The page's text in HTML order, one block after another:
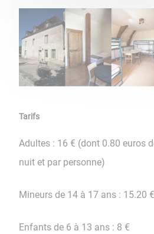
Tarifs
Adultes : 16 € (dont 0.80 euros
nuit et par personne)
Mineurs de 14 à 17 ans : 15.20 €
Enfants de 6 à 13 ans : 8 €